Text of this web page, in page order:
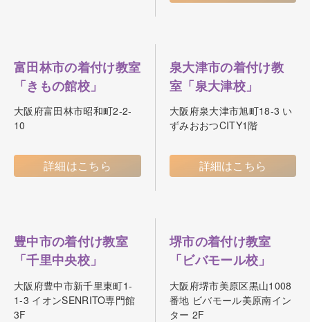
富田林市の着付け教室
「きもの館校」
大阪府富田林市昭和町2-2-
10
詳細はこちら
泉大津市の着付け教
室「泉大津校」
大阪府泉大津市旭町18-3 い
ずみおおつCITY1階
詳細はこちら
豊中市の着付け教室
「千里中央校」
大阪府豊中市新千里東町1-
1-3 イオンSENRITO専門館
3F
堺市の着付け教室
「ビバモール校」
大阪府堺市美原区黒山1008
番地 ビバモール美原南イン
ター 2F